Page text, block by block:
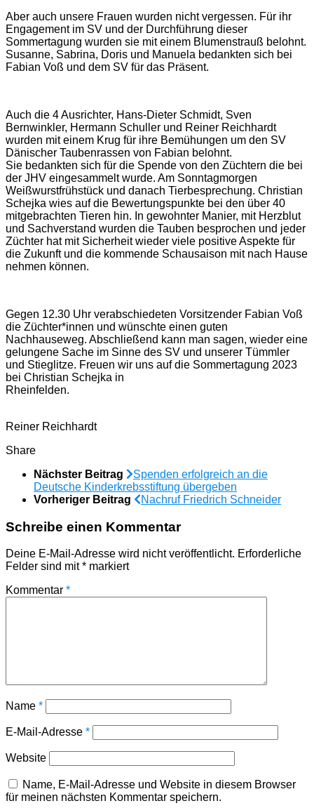
Aber auch unsere Frauen wurden nicht vergessen. Für ihr
Engagement im SV und der Durchführung dieser
Sommertagung wurden sie mit einem Blumenstrauß belohnt.
Susanne, Sabrina, Doris und Manuela bedankten sich bei
Fabian Voß und dem SV für das Präsent.
Auch die 4 Ausrichter, Hans-Dieter Schmidt, Sven
Bernwinkler, Hermann Schuller und Reiner Reichhardt
wurden mit einem Krug für ihre Bemühungen um den SV
Dänischer Taubenrassen von Fabian belohnt.
Sie bedankten sich für die Spende von den Züchtern die bei
der JHV eingesammelt wurde. Am Sonntagmorgen
Weißwurstfrühstück und danach Tierbesprechung. Christian
Schejka wies auf die Bewertungspunkte bei den über 40
mitgebrachten Tieren hin. In gewohnter Manier, mit Herzblut
und Sachverstand wurden die Tauben besprochen und jeder
Züchter hat mit Sicherheit wieder viele positive Aspekte für
die Zukunft und die kommende Schausaison mit nach Hause
nehmen können.
Gegen 12.30 Uhr verabschiedeten Vorsitzender Fabian Voß
die Züchter*innen und wünschte einen guten
Nachhauseweg. Abschließend kann man sagen, wieder eine
gelungene Sache im Sinne des SV und unserer Tümmler
und Stieglitze. Freuen wir uns auf die Sommertagung 2023
bei Christian Schejka in
Rheinfelden.
Reiner Reichhardt
Share
Nächster Beitrag
Spenden erfolgreich an die
Deutsche Kinderkrebsstiftung übergeben
Vorheriger Beitrag
Nachruf Friedrich Schneider
Schreibe einen Kommentar
Deine E-Mail-Adresse wird nicht veröffentlicht. Erforderliche
Felder sind mit* markiert
Kommentar *
Name *
E-Mail-Adresse *
Website
Name, E-Mail-Adresse und Website in diesem Browser
für meinen nächsten Kommentar speichern.